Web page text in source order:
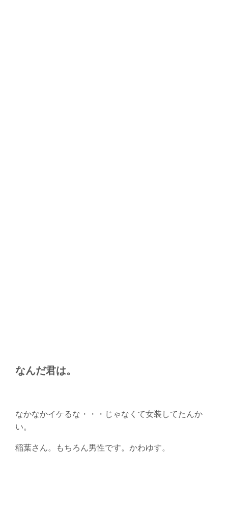
なんだ君は。
なかなかイケるな・・・じゃなくて女装してたんか
い。
稲葉さん。もちろん男性です。かわゆす。